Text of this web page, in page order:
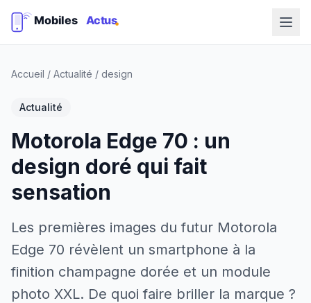
Accueil / Actualité / design
Actualité
Motorola Edge 70 : un
design doré qui fait
sensation
Les premières images du futur Motorola
Edge 70 révèlent un smartphone à la
finition champagne dorée et un module
photo XXL. De quoi faire briller la marque ?